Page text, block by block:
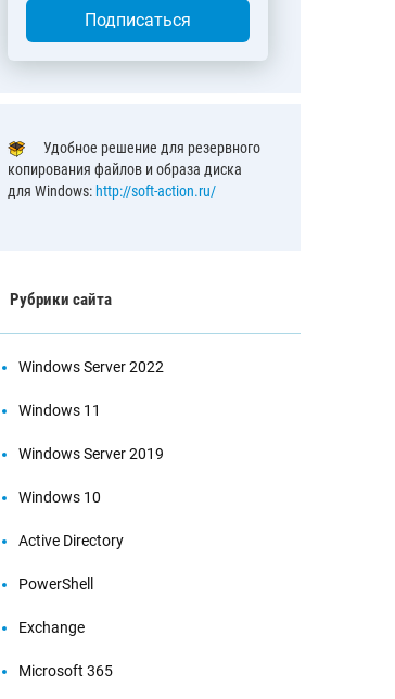
Подписаться
Удобное решение для резервного
копирования файлов и образа диска
для Windows: http://soft-action.ru/
Рубрики сайта
Windows Server 2022
Windows 11
Windows Server 2019
Windows 10
Active Directory
PowerShell
Exchange
Microsoft 365